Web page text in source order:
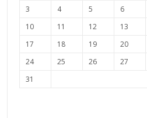
3
4 5 6
10
11 12 13
17
18 19 20
24
25 26 27
31